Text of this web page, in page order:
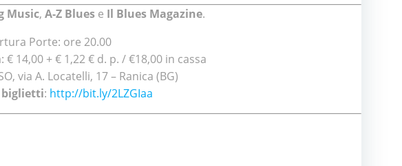
Music, A-Z Blues e Il Blues Magazine.
Porte: ore 20.00
14,00 + € 1,22 € d. p. / €18,00 in cassa
via A. Locatelli, 17 – Ranica (BG)
biglietti: http://bit.ly/2LZGIaa